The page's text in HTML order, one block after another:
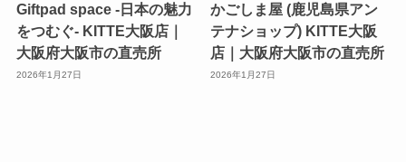
Giftpad space -日本の魅力
をつむぐ- KITTE大阪店｜
大阪府大阪市の直売所
2026年1月27日
かごしま屋 (鹿児島県アン
テナショップ) KITTE大阪
店｜大阪府大阪市の直売所
2026年1月27日